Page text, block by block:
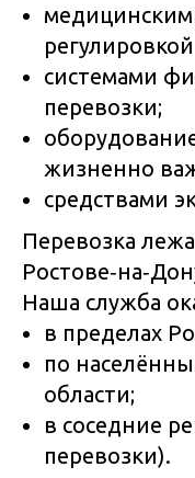
системами
перевозки;
жизненно
средствами
Перевозка
Наша служба
в пределах
по
области;
в соседние
перевозки).